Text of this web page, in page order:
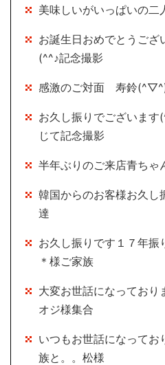
美味しいがいっぱいの二
お誕生日おめでとうござ
(^^♪記念撮影
感激のご対面 寿鈴
お久し振りでございま
じて記念撮影
半年ぶりのご来店青ち
韓国からのお客様お久し
達
お久し振りです１７年
＊様ご家族
大変お世話になっており
オジ様集合
いつもお世話になってお
族と。。松様